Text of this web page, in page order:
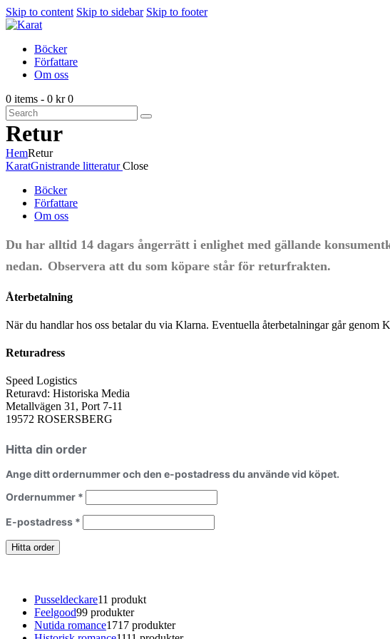
Skip to content Skip to sidebar Skip to footer
Böcker
Författare
Om oss
0 items - 0 kr 0
Retur
HemRetur
KaratGnistrande litteratur Close
Böcker
Författare
Om oss
Du har alltid 14 dagars ångerrätt i enlighet med gällande
nedan. Observera att du som köpare står för returfrakten.
Återbetalning
När du handlar hos oss betalar du via Klarna. Eventuella återbetalningar går genom
Returadress
Speed Logistics
Returavd: Historiska Media
Metallvägen 31, Port 7-11
19572 ROSERSBERG
Hitta din order
Ange ditt ordernummer och den e-postadress du använde vid köpet.
Ordernummer *
E-postadress *
Hitta order
Pusseldeckare11 produkt
Feelgood99 produkter
Nutida romance1717 produkter